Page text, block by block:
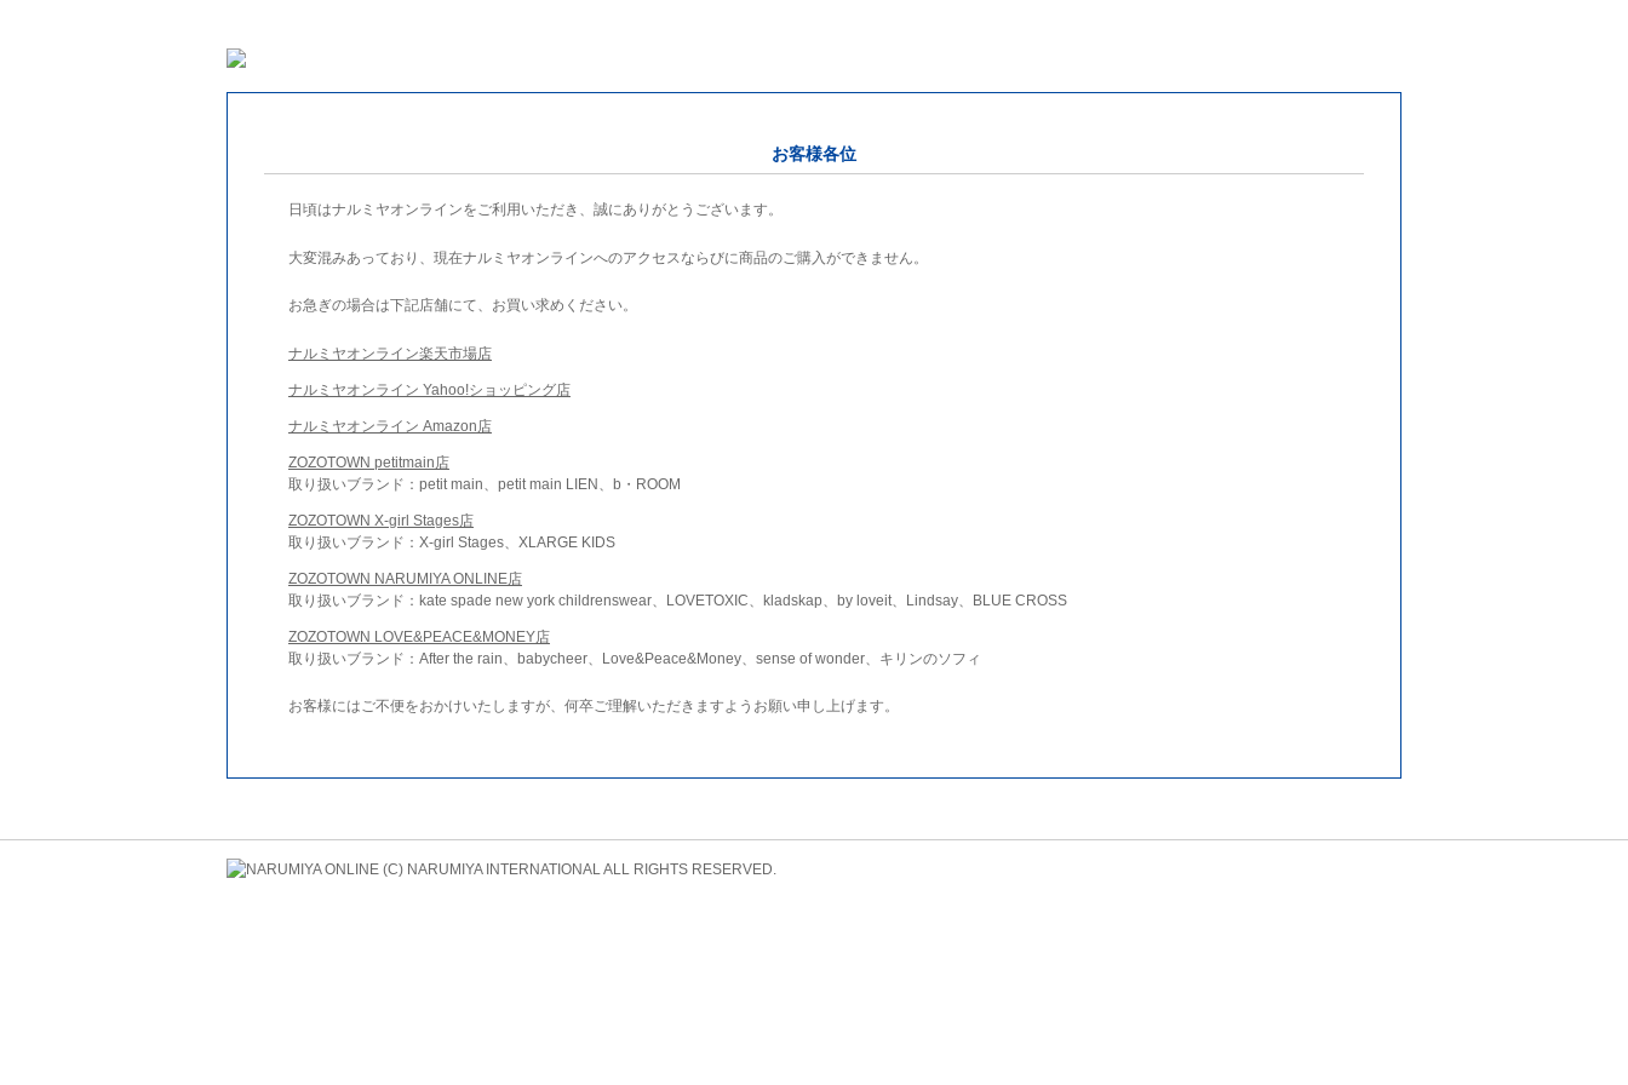
お客様各位
日頃はナルミヤオンラインをご利用いただき、誠にありがとうございます。
大変混みあっており、現在ナルミヤオンラインへのアクセスならびに商品のご購入ができません。
お急ぎの場合は下記店舗にて、お買い求めください。
ナルミヤオンライン楽天市場店
ナルミヤオンライン Yahoo!ショッピング店
ナルミヤオンライン Amazon店
ZOZOTOWN petitmain店
取り扱いブランド：petit main、petit main LIEN、b・ROOM
ZOZOTOWN X-girl Stages店
取り扱いブランド：X-girl Stages、XLARGE KIDS
ZOZOTOWN NARUMIYA ONLINE店
取り扱いブランド：kate spade new york childrenswear、LOVETOXIC、kladskap、by loveit、Lindsay、BLUE CROSS
ZOZOTOWN LOVE&PEACE&MONEY店
取り扱いブランド：After the rain、babycheer、Love&Peace&Money、sense of wonder、キリンのソフィ
お客様にはご不便をおかけいたしますが、何卒ご理解いただきますようお願い申し上げます。